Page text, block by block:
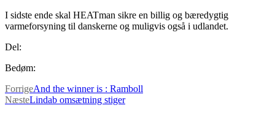
I sidste ende skal HEATman sikre en billig og bæredygtig
varmeforsyning til danskerne og muligvis også i udlandet.
Del:
Bedøm:
ForrigeAnd the winner is : Ramboll
NæsteLindab omsætning stiger